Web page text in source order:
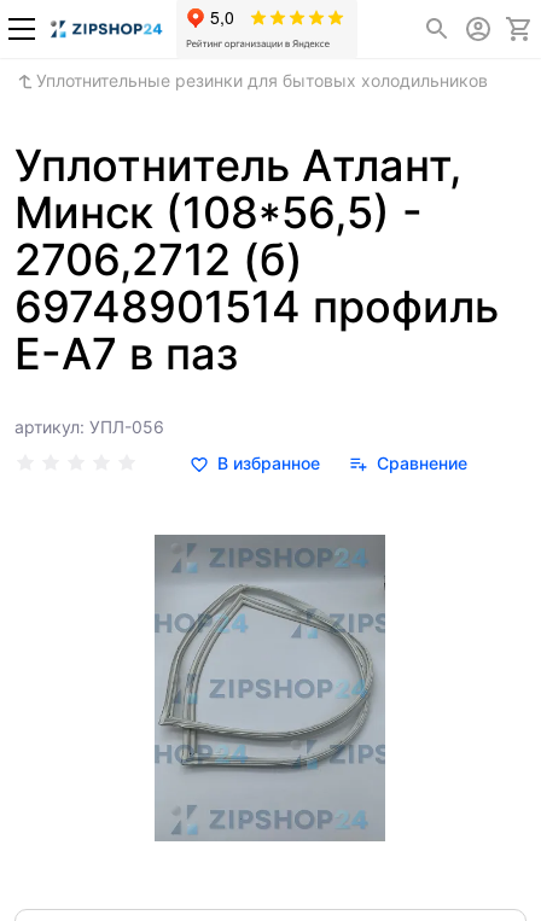
Уплотнительные резинки для бытовых холодильников
Уплотнитель Атлант,
Минск (108*56,5) -
2706,2712 (б)
69748901514 профиль
Е-А7 в паз
артикул: УПЛ-056
В избранное
Сравнение